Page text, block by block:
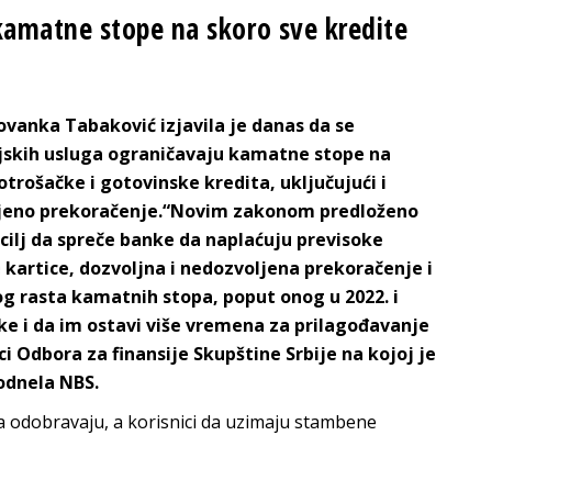
stope na skoro sve kredite
Tabaković izjavila je danas da se
usluga ograničavaju kamatne stope na
i gotovinske kredita, uključujući i
prekoračenje.“Novim zakonom predloženo
da spreče banke da naplaćuju previsoke
dozvoljna i nedozvoljena prekoračenje i
rasta kamatnih stopa, poput onog u 2022. i
i da im ostavi više vremena za prilagođavanje
Odbora za finansije Skupštine Srbije na kojoj je
NBS.
odobravaju, a korisnici da uzimaju stambene